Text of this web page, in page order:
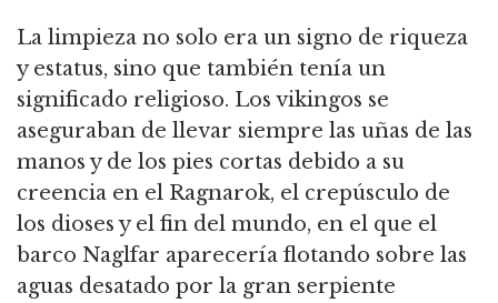
La limpieza no solo era un signo de riqueza
y estatus, sino que también tenía un
significado religioso. Los vikingos se
aseguraban de llevar siempre las uñas de las
manos y de los pies cortas debido a su
creencia en el Ragnarok, el crepúsculo de
los dioses y el fin del mundo, en el que el
barco Naglfar aparecería flotando sobre las
aguas desatado por la gran serpiente